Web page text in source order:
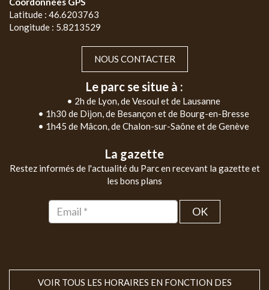
Latitude : 46.6203763
Longitude : 5.8213529
NOUS CONTACTER
Le parc se situe à :
• 2h de Lyon, de Vesoul et de Lausanne
• 1h30 de Dijon, de Besançon et de Bourg-en-Bresse
• 1h45 de Mâcon, de Chalon-sur-Saône et de Genève
La gazette
Restez informés de l'actualité du Parc en recevant la gazette et
les bons plans
OK
VOIR TOUS LES HORAIRES EN FONCTION DES